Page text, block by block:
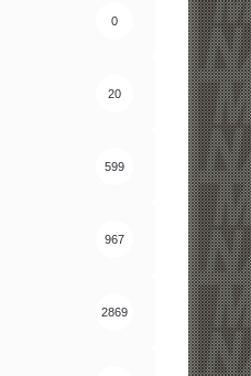
0
20
599
967
2869